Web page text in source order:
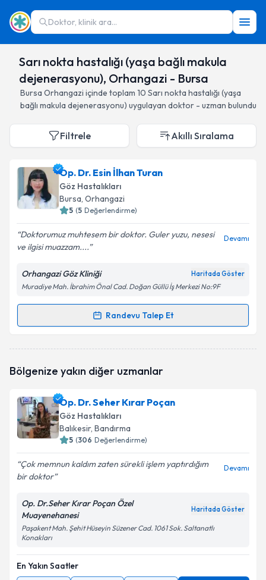
Doktor, klinik ara...
Sarı nokta hastalığı (yaşa bağlı makula
dejenerasyonu), Orhangazi - Bursa
Bursa Orhangazi içinde toplam 10 Sarı nokta hastalığı (yaşa
bağlı makula dejenerasyonu) uygulayan doktor - uzman bulundu
Filtrele Akıllı Sıralama
Op. Dr. Esin İlhan Turan
Göz Hastalıkları
Bursa, Orhangazi
5 (5 Değerlendirme)
Doktorumuz muhtesem bir doktor. Guler yuzu, nesesi
ve ilgisi muazzam....
Devamı
Orhangazi Göz Kliniği Haritada Göster
Muradiye Mah. İbrahim Önal Cad. Doğan Güllü İş Merkezi No:9F
Randevu Talep Et
Randevu Takvimi Talebi
oluşturun. Size bu uzmandan randevu almanız için bir
E-posta Adresiniz
Kişisel verilerimin işlenmesine ilişkinAydınlatma
Takvim Talebini Gönder
Bölgenize yakın diğer uzmanlar
Op. Dr. Seher Kırar Poçan
Göz Hastalıkları
Balıkesir, Bandırma
5 (306 Değerlendirme)
Çok memnun kaldım zaten sürekli işlem yaptırdığım
bir doktor
Devamı
Op. Dr.Seher Kırar Poçan Özel
Muayenehanesi
Haritada Göster
Paşakent Mah. Şehit Hüseyin Süzener Cad. 1061 Sok. Saltanatlı
Konakları
En Yakın Saatler